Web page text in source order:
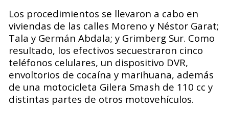
Los procedimientos se llevaron a cabo en
viviendas de las calles Moreno y Néstor Garat;
Tala y Germán Abdala; y Grimberg Sur. Como
resultado, los efectivos secuestraron cinco
teléfonos celulares, un dispositivo DVR,
envoltorios de cocaína y marihuana, además
de una motocicleta Gilera Smash de 110 cc y
distintas partes de otros motovehículos.